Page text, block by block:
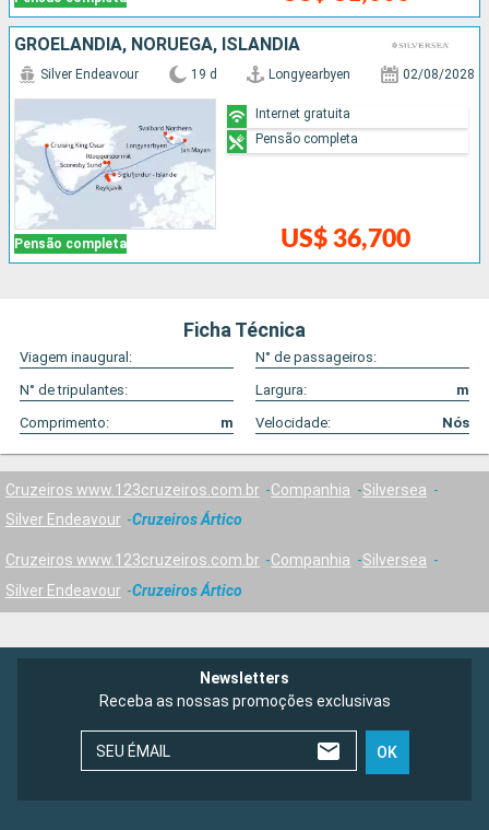
GROELÂNDIA, NORUEGA, ISLÂNDIA
Pensão completa
Silver Endeavour 19 d Longyearbyen 02/08/2028
US$ 36,700
Internet gratuita
Pensão completa
Ficha Técnica
Viagem inaugural:
N° de passageiros:
N° de tripulantes:
Largura:
m
Comprimento:
m Velocidade: Nós
Cruzeiros www.123cruzeiros.com.br Companhia
Silversea
Silver Endeavour
Cruzeiros Ártico
Cruzeiros www.123cruzeiros.com.br Companhia
Silversea
Silver Endeavour
Cruzeiros Ártico
Newsletters
Receba as nossas promoções exclusivas
SEU ÉMAIL OK